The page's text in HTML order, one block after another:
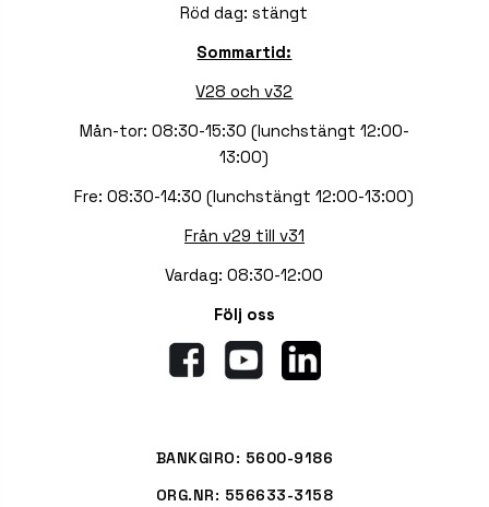
Röd dag: stängt
Sommartid:
V28 och v32
Mån-tor: 08:30-15:30 (lunchstängt 12:00-
13:00)
Fre: 08:30-14:30 (lunchstängt 12:00-13:00)
Från v29 till v31
Vardag: 08:30-12:00
Följ oss
BANKGIRO: 5600-9186
ORG.NR: 556633-3158